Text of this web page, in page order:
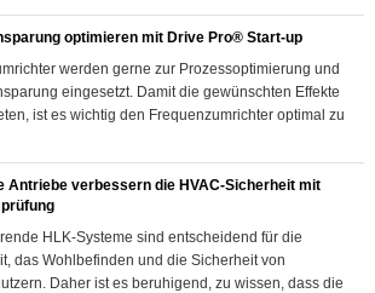
optimieren mit Drive Pro® Start-up
werden gerne zur Prozessoptimierung und
eingesetzt. Damit die gewünschten Effekte
ist es wichtig den Frequenzumrichter optimal zu
Antriebe verbessern die HVAC-Sicherheit mit
HLK-Systeme sind entscheidend für die
das Wohlbefinden und die Sicherheit von
Daher ist es beruhigend, zu wissen, dass die